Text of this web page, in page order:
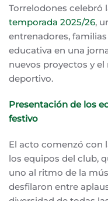
Torrelodones celebró
temporada 2025/26,
entrenadores,
educativa en una
nuevos proyectos y
deportivo.
Presentación de los
festivo
El acto comenzó con
los equipos del club,
uno al ritmo de la
desfilaron entre